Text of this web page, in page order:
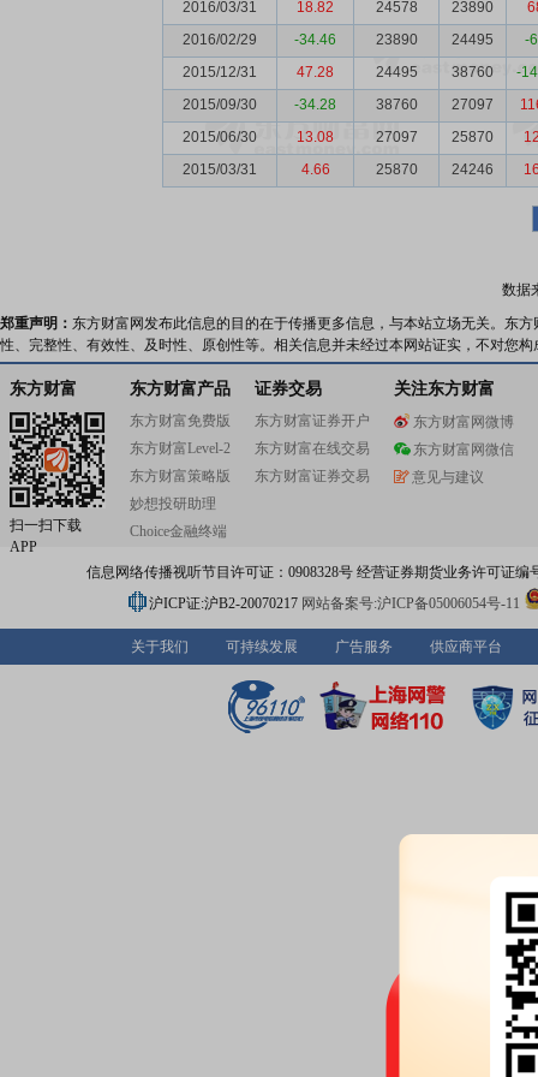
2016/03/31
18.82 24578 23890
2016/02/29
-34.46 23890 24495
-
2015/12/31
47.28 24495 38760
-
2015/09/30
-34.28 38760 27097
2015/06/30
13.08 27097 25870
2015/03/31
4.66 25870 24246
数据
郑重声明： 东方财富网发布此信息的目的在于传播更多信息，与本站立场无关。东
性、完整性、有效性、及时性、原创性等。相关信息并未经过本网站证实，不对您
东方财富
扫一扫下载
APP
东方财富产品
东方财富免费版
东方财富Level-2
东方财富策略版
妙想投研助理
Choice金融终端
证券交易
东方财富证券开户
东方财富在线交易
东方财富证券交易
关注东方财富
东方财富网微博
东方财富网微信
意见与建议
信息网络传播视听节目许可证：0908328号 经营证券期货业务许可证编
沪ICP证:沪B2-20070217 网站备案号:沪ICP备05006054号-11
关于我们 可持续发展 广告服务 供应商平台